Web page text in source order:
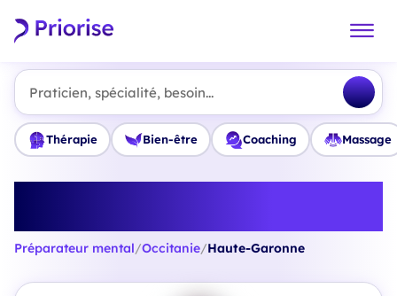
Praticien, spécialité, besoin...
Thérapie Bien-être Coaching Massage
Préparateur mental/Occitanie/Haute-Garonne